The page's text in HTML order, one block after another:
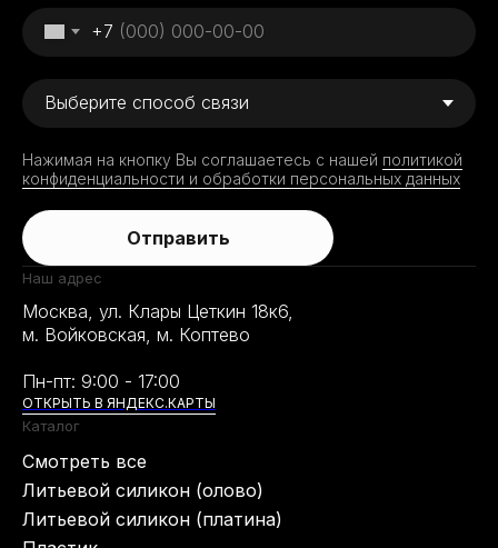
+7
Нажимая на кнопку Вы соглашаетесь с нашей политикой
конфиденциальности и обработки персональных данных
Отправить
Наш адрес
Москва, ул. Клары Цеткин 18к6,
м. Войковская, м. Коптево
Пн-пт: 9:00 - 17:00
ОТКРЫТЬ В ЯНДЕКС.КАРТЫ
Каталог
Смотреть все
Литьевой силикон (олово)
Литьевой силикон (платина)